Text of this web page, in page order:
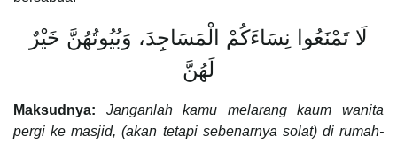
لَا تَمْنَعُوا نِسَاءَكُمْ الْمَسَاجِدَ، وَبُيُوتُهُنَّ خَيْرٌ
لَهُنَّ
Maksudnya:
Janganlah kamu melarang kaum wanita
pergi ke masjid, (akan tetapi sebenarnya solat) di rumah-